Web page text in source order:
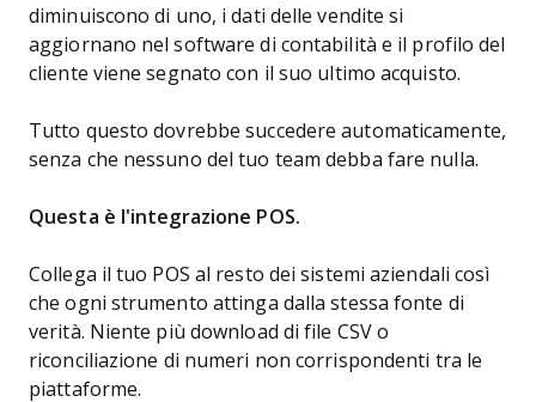
diminuiscono di uno, i dati delle vendite si
aggiornano nel software di contabilità e il profilo del
cliente viene segnato con il suo ultimo acquisto.
Tutto questo dovrebbe succedere automaticamente,
senza che nessuno del tuo team debba fare nulla.
Questa è l'integrazione POS.
Collega il tuo POS al resto dei sistemi aziendali così
che ogni strumento attinga dalla stessa fonte di
verità. Niente più download di file CSV o
riconciliazione di numeri non corrispondenti tra le
piattaforme.